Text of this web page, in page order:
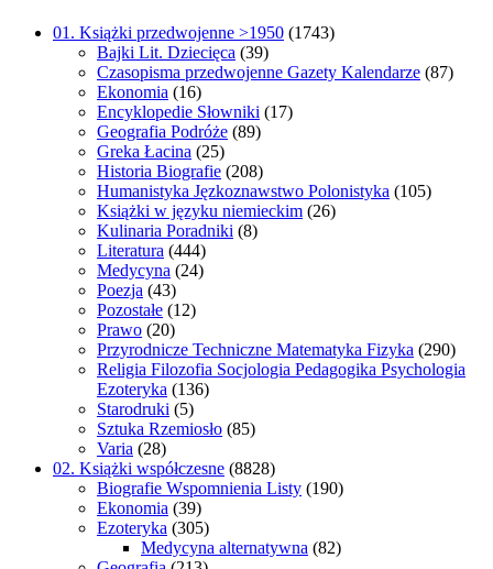
01. Książki przedwojenne >1950 (1743)
Bajki Lit. Dziecięca (39)
Czasopisma przedwojenne Gazety Kalendarze (87)
Ekonomia (16)
Encyklopedie Słowniki (17)
Geografia Podróże (89)
Greka Łacina (25)
Historia Biografie (208)
Humanistyka Jęzkoznawstwo Polonistyka (105)
Książki w języku niemieckim (26)
Kulinaria Poradniki (8)
Literatura (444)
Medycyna (24)
Poezja (43)
Pozostałe (12)
Prawo (20)
Przyrodnicze Techniczne Matematyka Fizyka (290)
Religia Filozofia Socjologia Pedagogika Psychologia
Ezoteryka (136)
Starodruki (5)
Sztuka Rzemiosło (85)
Varia (28)
02. Książki współczesne (8828)
Biografie Wspomnienia Listy (190)
Ekonomia (39)
Ezoteryka (305)
Medycyna alternatywna (82)